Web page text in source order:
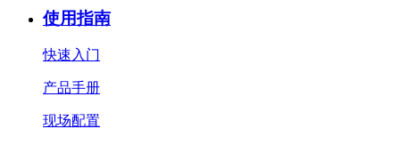
使用指南
快速入门
产品手册
现场配置